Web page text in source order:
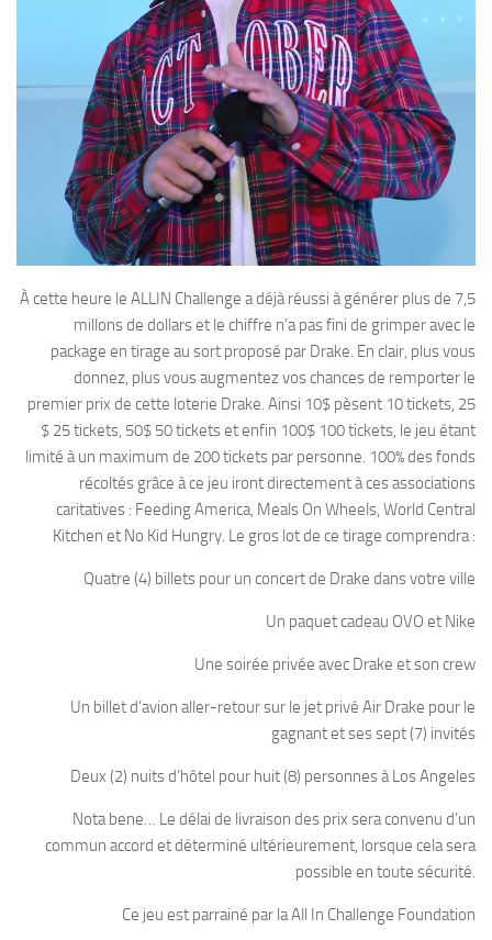
À cette heure le ALLIN Challenge a déjà réussi à générer plus de 7,5
millons de dollars et le chiffre n’a pas fini de grimper avec le
package en tirage au sort proposé par Drake. En clair, plus vous
donnez, plus vous augmentez vos chances de remporter le
premier prix de cette loterie Drake. Ainsi 10$ pèsent 10 tickets, 25
$ 25 tickets, 50$ 50 tickets et enfin 100$ 100 tickets, le jeu étant
limité à un maximum de 200 tickets par personne. 100% des fonds
récoltés grâce à ce jeu iront directement à ces associations
caritatives : Feeding America, Meals On Wheels, World Central
Kitchen et No Kid Hungry. Le gros lot de ce tirage comprendra :
Quatre (4) billets pour un concert de Drake dans votre ville
Un paquet cadeau OVO et Nike
Une soirée privée avec Drake et son crew
Un billet d’avion aller-retour sur le jet privé Air Drake pour le
gagnant et ses sept (7) invités
Deux (2) nuits d’hôtel pour huit (8) personnes à Los Angeles
Nota bene… Le délai de livraison des prix sera convenu d’un
commun accord et déterminé ultérieurement, lorsque cela sera
possible en toute sécurité.
Ce jeu est parrainé par la All In Challenge Foundation